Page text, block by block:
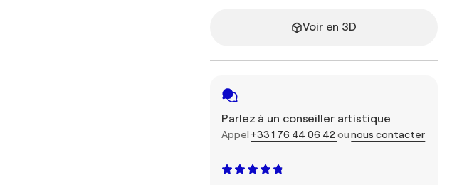
Voir en 3D
Parlez à un conseiller artistique
Appel +33 1 76 44 06 42 ounous contacter